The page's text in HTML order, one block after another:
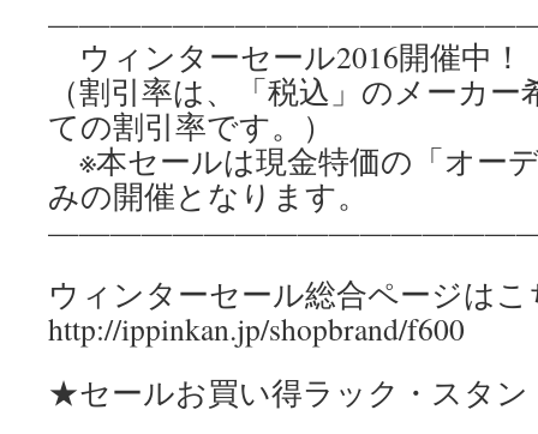
ウィンターセール2016開催中！
（割引率は、「税込」のメーカ
ての割引率です。）
※本セールは現金特価の「オー
みの開催となります。
ウィンターセール総合ページは
http://ippinkan.jp/shopbrand/f600
★セールお買い得ラック・スタン